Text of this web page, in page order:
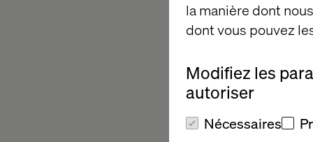
la manière dont
dont vous pouvez
Modifiez les
autoriser
Nécessaires